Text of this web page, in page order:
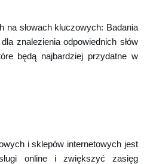
na słowach kluczowych: Badania
znalezienia odpowiednich słów
będą najbardziej przydatne w
i sklepów internetowych jest
online i zwiększyć zasięg